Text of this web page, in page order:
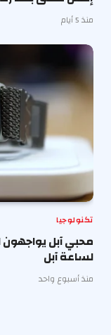
منذ 5 أيام
تكنولوجيا
محبي آبل يواجهون
لساعة آبل
منذ أسبوع واحد